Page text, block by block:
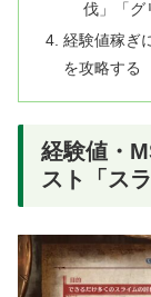
伐」「グ
経験値稼ぎ
を攻略する
経験値・
スト「ス